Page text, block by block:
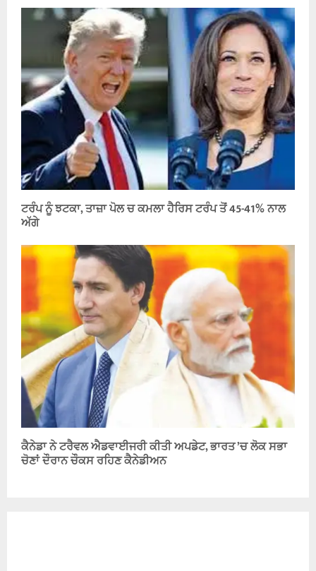
ਟਰੰਪ ਨੂੰ ਝਟਕਾ, ਤਾਜ਼ਾ ਪੋਲ ਚ ਕਮਲਾ ਹੈਰਿਸ ਟਰੰਪ ਤੋਂ 45-41% ਨਾਲ
ਅੱਗੇ
ਕੈਨੇਡਾ ਨੇ ਟਰੈਵਲ ਐਡਵਾਈਜਰੀ ਕੀਤੀ ਅਪਡੇਟ, ਭਾਰਤ ’ਚ ਲੋਕ ਸਭਾ
ਚੋਣਾਂ ਦੌਰਾਨ ਚੌਕਸ ਰਹਿਣ ਕੈਨੇਡੀਅਨ